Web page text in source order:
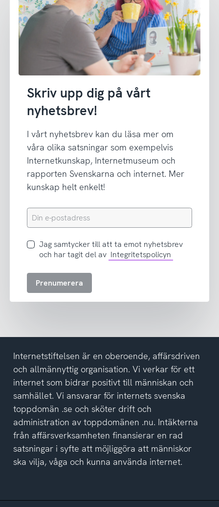
Skriv upp dig på vårt
nyhetsbrev!
I vårt nyhetsbrev kan du läsa mer om
våra olika satsningar som exempelvis
Internetkunskap, Internetmuseum och
rapporten Svenskarna och internet. Mer
kunskap helt enkelt!
Din
e-
Jag
samtycker
att
del
av
integritetspolicyn
Jag samtycker till att ta emot nyhetsbrev
och har tagit del av Integritetspolicyn
Prenumerera
Internetstiftelsen är en oberoende, affärsdriven
och allmännyttig organisation. Vi verkar för ett
internet som bidrar positivt till människan och
samhället. Vi ansvarar för internets svenska
toppdomän .se och sköter drift och
administration av toppdomänen .nu. Intäkterna
från affärsverksamheten finansierar en rad
satsningar i syfte att möjliggöra att människor
ska vilja, våga och kunna använda internet.